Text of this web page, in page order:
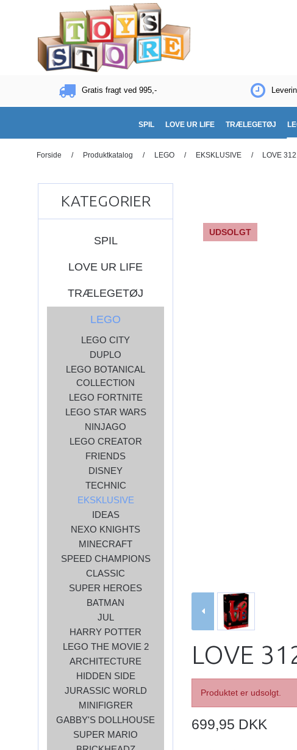
Gratis fragt ved 995,-
SPIL LOVE UR LIFE TRÆLEGETØJ
Forside / Produktkatalog / LEGO / EKSKLUSIVE / LOVE
KATEGORIER
SPIL
LOVE UR LIFE
TRÆLEGETØJ
LEGO
LEGO CITY
DUPLO
LEGO BOTANICAL
COLLECTION
LEGO FORTNITE
LEGO STAR WARS
NINJAGO
LEGO CREATOR
FRIENDS
DISNEY
TECHNIC
EKSKLUSIVE
IDEAS
NEXO KNIGHTS
MINECRAFT
SPEED CHAMPIONS
CLASSIC
SUPER HEROES
BATMAN
JUL
HARRY POTTER
LEGO THE MOVIE 2
ARCHITECTURE
HIDDEN SIDE
JURASSIC WORLD
MINIFIGRER
GABBY'S DOLLHOUSE
SUPER MARIO
UDSOLGT
LOVE
Produktet er udsolgt.
699,95 DKK